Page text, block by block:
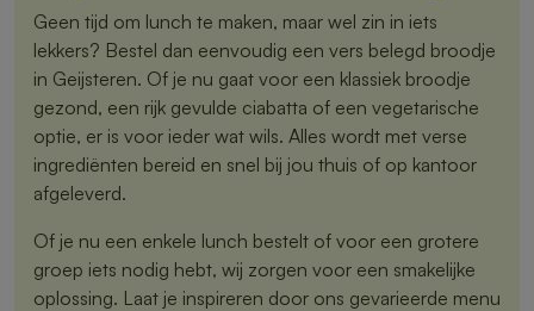
Geen tijd om lunch te maken, maar wel zin in iets
lekkers? Bestel dan eenvoudig een vers belegd broodje
in Geijsteren. Of je nu gaat voor een klassiek broodje
gezond, een rijk gevulde ciabatta of een vegetarische
optie, er is voor ieder wat wils. Alles wordt met verse
ingrediënten bereid en snel bij jou thuis of op kantoor
afgeleverd.
Of je nu een enkele lunch bestelt of voor een grotere
groep iets nodig hebt, wij zorgen voor een smakelijke
oplossing. Laat je inspireren door ons gevarieerde menu